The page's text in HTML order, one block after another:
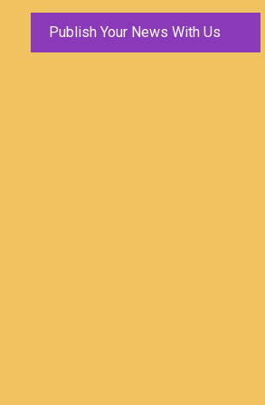
Publish Your News With Us